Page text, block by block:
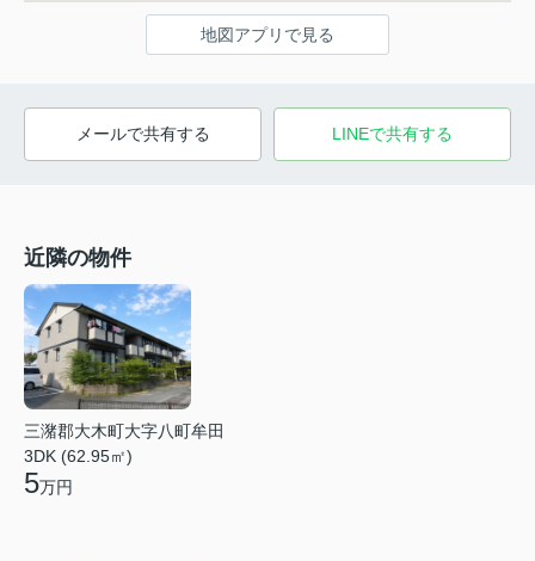
地図アプリで見る
メールで共有する LINEで共有する
近隣の物件
三潴郡大木町大字八町牟田
3DK (62.95㎡)
5万円